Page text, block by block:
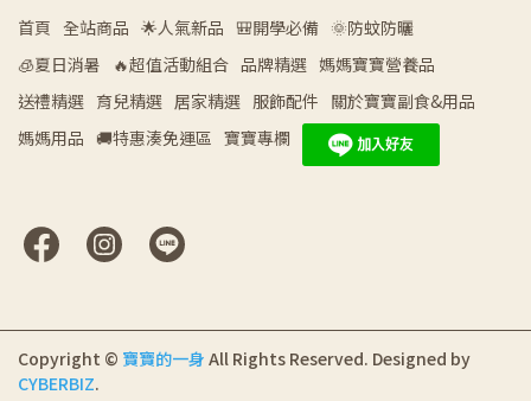
首頁 全站商品 🌟人氣新品 🎒開學必備 🌞防蚊防曬
🧊夏日消暑
🔥超值活動組合 品牌精選 媽媽寶寶營養品
送禮精選 育兒精選 居家精選 服飾配件 關於寶寶副食&用品
媽媽用品 🚚特惠湊免運區 寶寶專欄
Copyright © 寶寶的一身 All Rights Reserved. Designed by
CYBERBIZ.